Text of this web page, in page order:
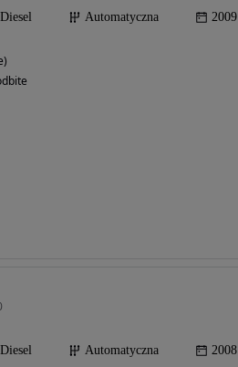
Diesel Automatyczna 2009
Diesel Automatyczna 2008